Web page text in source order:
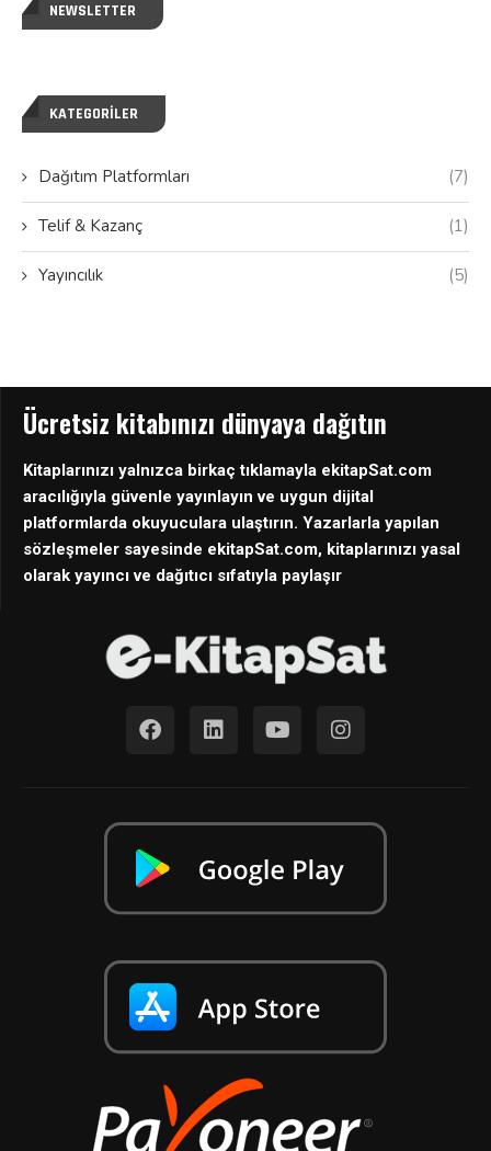
NEWSLETTER
KATEGORILER
Dağıtım Platformları (7)
Telif & Kazanç (1)
Yayıncılık (5)
Ücretsiz kitabınızı dünyaya dağıtın
Kitaplarınızı yalnızca birkaç tıklamayla ekitapSat.com
aracılığıyla güvenle yayınlayın ve uygun dijital
platformlarda okuyuculara ulaştırın. Yazarlarla yapılan
sözleşmeler sayesinde ekitapSat.com, kitaplarınızı yasal
olarak yayıncı ve dağıtıcı sıfatıyla paylaşır